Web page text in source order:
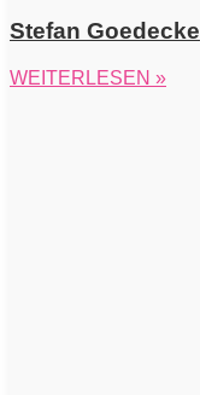
Stefan Goedecke
WEITERLESEN »